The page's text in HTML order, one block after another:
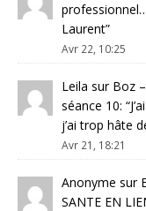
Laurent”
Avr 22, 10:25
Leila sur Boz
séance 10: “
j’ai trop hâte
Avr 21, 18:21
Anonyme sur
SANTE EN